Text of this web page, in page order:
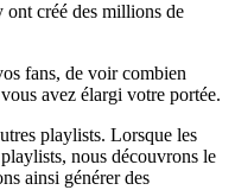
ont créé des millions de
fans, de voir combien
avez élargi votre portée.
playlists. Lorsque les
nous découvrons le
ainsi générer des